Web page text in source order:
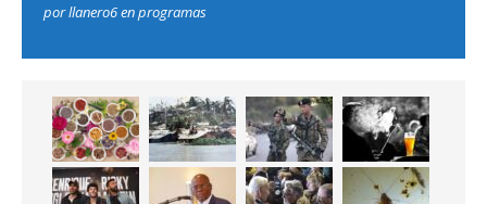
por llanero6 en programas